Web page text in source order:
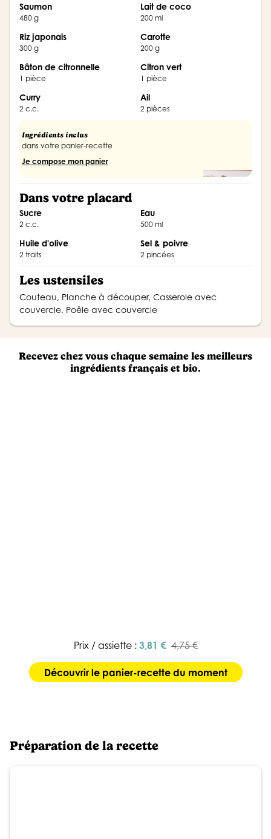
saumon
480 g
lait de coco
200 ml
riz japonais
300 g
carotte
200 g
bâton de citronnelle
1 pièce
citron vert
1 pièce
curry
2 c.c.
ail
2 pièces
Ingrédients inclus
dans votre panier-recette
Je compose mon panier
Dans votre placard
sucre
2 c.c.
eau
500 ml
Huile d'olive
2 traits
Sel & poivre
2 pincées
Les ustensiles
Couteau, Planche à découper, Casserole avec
couvercle, Poêle avec couvercle
Recevez chez vous chaque semaine les meilleurs
ingrédients français et bio.
Prix / assiette : 3,81 € 4,75 €
Découvrir le panier-recette du moment
Préparation de la recette